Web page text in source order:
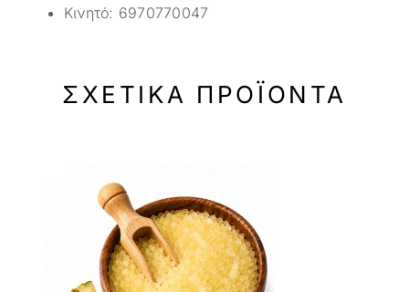
Κινητό: 6970770047
ΣΧΕΤΙΚΆ ΠΡΟΪΌΝΤΑ